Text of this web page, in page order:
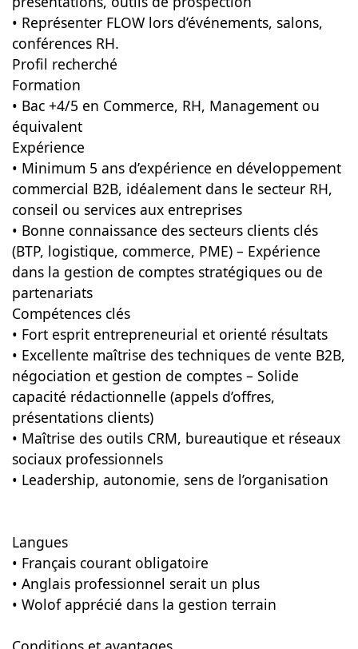
• Représenter FLOW lors d’événements, salons,
conférences RH.
Profil recherché
Formation
• Bac +4/5 en Commerce, RH, Management ou
équivalent
Expérience
• Minimum 5 ans d’expérience en développement
commercial B2B, idéalement dans le secteur RH,
conseil ou services aux entreprises
• Bonne connaissance des secteurs clients clés
(BTP, logistique, commerce, PME) – Expérience
dans la gestion de comptes stratégiques ou de
partenariats
Compétences clés
• Fort esprit entrepreneurial et orienté résultats
• Excellente maîtrise des techniques de vente B2B,
négociation et gestion de comptes – Solide
capacité rédactionnelle (appels d’offres,
présentations clients)
• Maîtrise des outils CRM, bureautique et réseaux
sociaux professionnels
• Leadership, autonomie, sens de l’organisation
Langues
• Français courant obligatoire
• Anglais professionnel serait un plus
• Wolof apprécié dans la gestion terrain